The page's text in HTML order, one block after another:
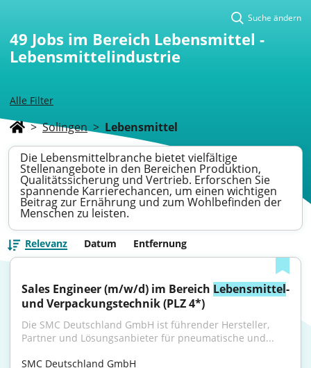
Alle Filter
Suche ändern
49 Jobs im Bereich Lebensmittel -
Lebensmittelindustrie
> Solingen > Lebensmittel
Die Lebensmittelbranche bietet vielfältige
Stellenangebote in den Bereichen Produktion,
Qualitätssicherung und Vertrieb. Erforschen Sie
spannende Karrierechancen, um einen wichtigen
Beitrag zur Ernährung und zum Wohlbefinden der
Menschen zu leisten.
Relevanz Datum Entfernung
Sales Engineer (m/w/d) im Bereich Lebensmittel-
und Verpackungstechnik (PLZ 4*)
Die SMC Deutschland GmbH ist führender Hersteller,
Partner und Lösungsanbieter für pneumatische und...
SMC Deutschland GmbH